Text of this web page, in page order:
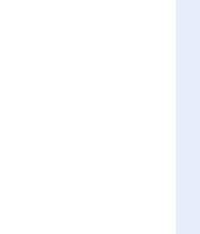
um die Anzahl zu